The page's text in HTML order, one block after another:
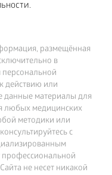
размещённая
в
персональной
действию или
данные материалы для
любых медицинских
методики или
с
профессиональной
не несет никакой